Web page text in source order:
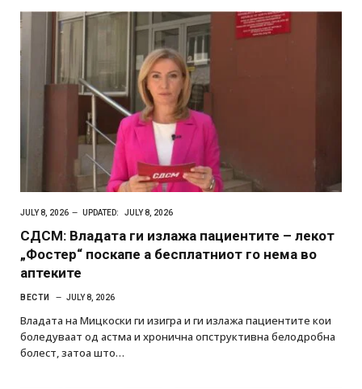
JULY 8, 2026 UPDATED: JULY 8, 2026
СДСМ: Владата ги излажа пациентите – лекот
„Фостер“ поскапе а бесплатниот го нема во
аптеките
ВЕСТИ JULY 8, 2026
Владата на Мицкоски ги изигра и ги излажа пациентите кои
боледуваат од астма и хронична опструктивна белодробна
болест, затоа што…